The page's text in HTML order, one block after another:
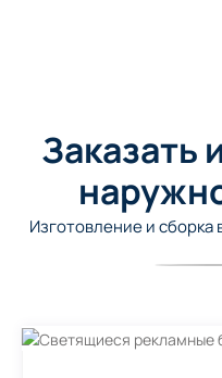
Заказать
Изготовление и